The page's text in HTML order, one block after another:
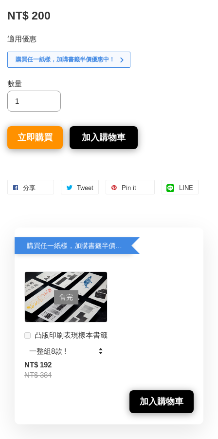
NT$ 200
適用優惠
購買任一紙樣，加購書籤半價優惠中！
數量
立即購買 加入購物車
分享 Tweet Pin it LINE
購買任一紙樣，加購書籤半價優惠中！
售完
凸版印刷表現樣本書籤
NT$ 192
NT$ 384
加入購物車